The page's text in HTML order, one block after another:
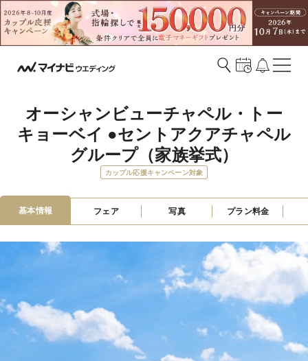
オーシャンビューチャペル・トー
キョーベイ ●セントアクアチャペル
グループ（家族挙式）
カップル応援キャンペーン対象
基本情報 フェア 写真 プラン料金